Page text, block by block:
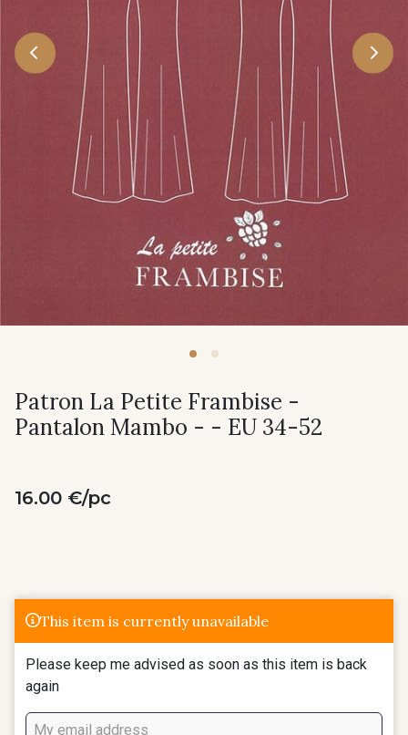
Patron La Petite Frambise -
Pantalon Mambo - - EU 34-52
16.00 €/pc
This item is currently unavailable
Please keep me advised as soon as this item is back
again